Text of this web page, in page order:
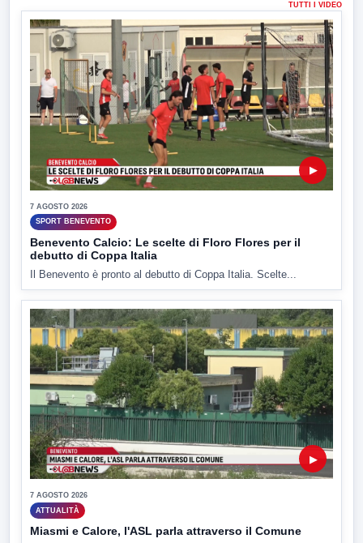
TUTTI I VIDEO
▶
7 AGOSTO 2026
SPORT BENEVENTO
Benevento Calcio: Le scelte di Floro Flores per il
debutto di Coppa Italia
Il Benevento è pronto al debutto di Coppa Italia. Scelte...
▶
7 AGOSTO 2026
ATTUALITÀ
Miasmi e Calore, l'ASL parla attraverso il Comune